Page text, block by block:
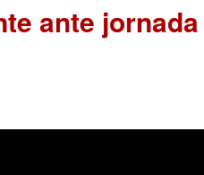
ante jornada